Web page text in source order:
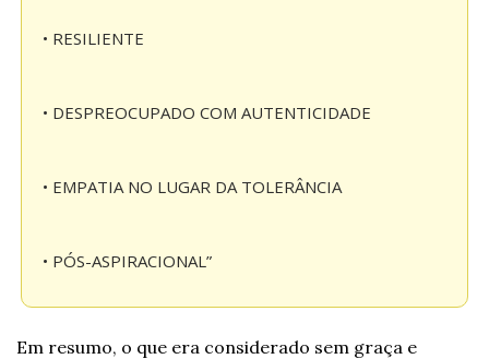
• RESILIENTE
• DESPREOCUPADO COM AUTENTICIDADE
• EMPATIA NO LUGAR DA TOLERÂNCIA
• PÓS-ASPIRACIONAL”
Em resumo, o que era considerado sem graça e